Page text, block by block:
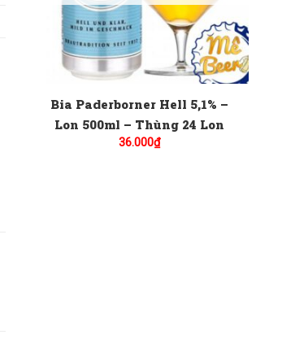
Bia Paderborner Hell 5,1% –
Lon 500ml – Thùng 24 Lon
36.000₫